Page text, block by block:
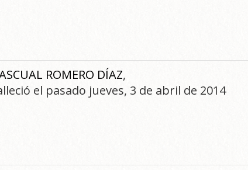
ROMERO DÍAZ,
el pasado jueves, 3 de abril de 2014